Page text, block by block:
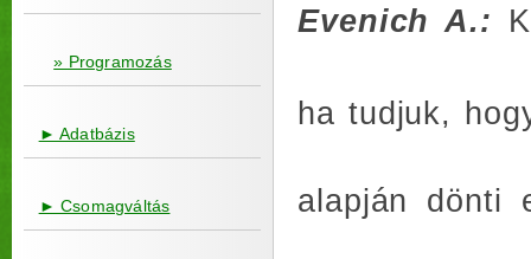
» Programozás
► Adatbázis
► Csomagváltás
Evenich A.:
ha tudjuk,
alapján dönti